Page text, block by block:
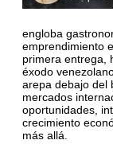
engloba
emprendimiento
primera entrega,
éxodo
arepa debajo del
mercados
oportunidades,
crecimiento
más allá.